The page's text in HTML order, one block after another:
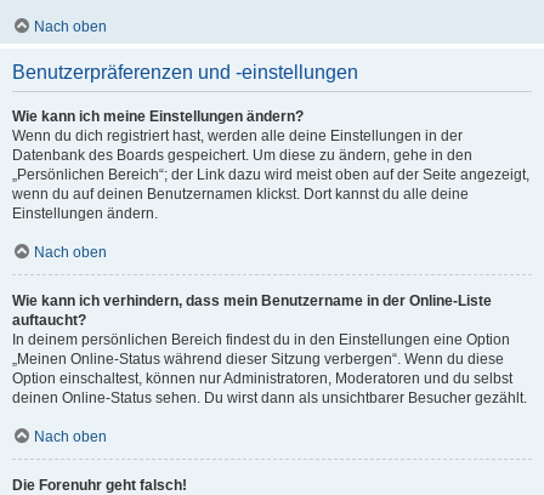
Nach oben
Benutzerpräferenzen und -einstellungen
Wie kann ich meine Einstellungen ändern?
Wenn du dich registriert hast, werden alle deine Einstellungen in der
Datenbank des Boards gespeichert. Um diese zu ändern, gehe in den
„Persönlichen Bereich“; der Link dazu wird meist oben auf der Seite angezeigt,
wenn du auf deinen Benutzernamen klickst. Dort kannst du alle deine
Einstellungen ändern.
Nach oben
Wie kann ich verhindern, dass mein Benutzername in der Online-Liste
auftaucht?
In deinem persönlichen Bereich findest du in den Einstellungen eine Option
„Meinen Online-Status während dieser Sitzung verbergen“. Wenn du diese
Option einschaltest, können nur Administratoren, Moderatoren und du selbst
deinen Online-Status sehen. Du wirst dann als unsichtbarer Besucher gezählt.
Nach oben
Die Forenuhr geht falsch!